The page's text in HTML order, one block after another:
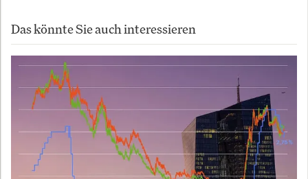
Das könnte Sie auch interessieren